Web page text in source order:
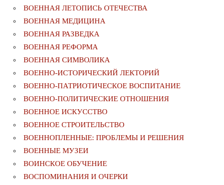
ВОЕННАЯ ЛЕТОПИСЬ ОТЕЧЕСТВА
ВОЕННАЯ МЕДИЦИНА
ВОЕННАЯ РАЗВЕДКА
ВОЕННАЯ РЕФОРМА
ВОЕННАЯ СИМВОЛИКА
ВОЕННО-ИСТОРИЧЕСКИЙ ЛЕКТОРИЙ
ВОЕННО-ПАТРИОТИЧЕСКОЕ ВОСПИТАНИЕ
ВОЕННО-ПОЛИТИЧЕСКИE ОТНОШЕНИЯ
ВОЕННОЕ ИСКУССТВО
ВОЕННОЕ СТРОИТЕЛЬСТВО
ВОЕННОПЛЕННЫЕ: ПРОБЛЕМЫ И РЕШЕНИЯ
ВОЕННЫЕ МУЗЕИ
ВОИНСКОЕ ОБУЧЕНИЕ
ВОСПОМИНАНИЯ И ОЧЕРКИ